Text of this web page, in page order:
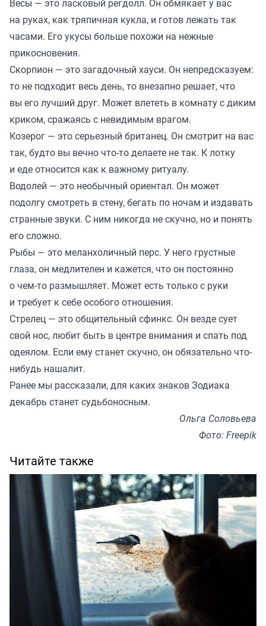
Весы — это ласковый регдолл. Он обмякает у вас
на руках, как тряпичная кукла, и готов лежать так
часами. Его укусы больше похожи на нежные
прикосновения.
Скорпион — это загадочный хауси. Он непредсказуем:
то не подходит весь день, то внезапно решает, что
вы его лучший друг. Может влететь в комнату с диким
криком, сражаясь с невидимым врагом.
Козерог — это серьезный британец. Он смотрит на вас
так, будто вы вечно что-то делаете не так. К лотку
и еде относится как к важному ритуалу.
Водолей — это необычный ориентал. Он может
подолгу смотреть в стену, бегать по ночам и издавать
странные звуки. С ним никогда не скучно, но и понять
его сложно.
Рыбы — это меланхоличный перс. У него грустные
глаза, он медлителен и кажется, что он постоянно
о чем-то размышляет. Может есть только с руки
и требует к себе особого отношения.
Стрелец — это общительный сфинкс. Он везде сует
свой нос, любит быть в центре внимания и спать под
одеялом. Если ему станет скучно, он обязательно что-
нибудь нашалит.
Ранее мы рассказали, для каких знаков Зодиака
декабрь станет судьбоносным.
Ольга Соловьева
Фото: Freepik
Читайте также